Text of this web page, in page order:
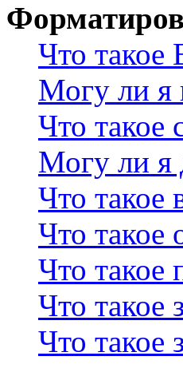
Что такое
Могу ли я
Что такое
Могу ли я
Что такое
Что такое
Что такое
Что такое
Что такое